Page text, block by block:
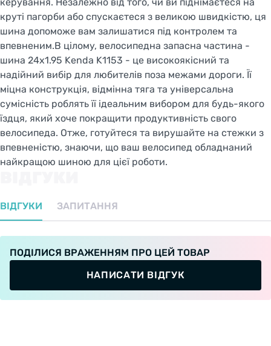
круті пагорби або спускаєтеся з великою швидкістю, ця
шина допоможе вам залишатися під контролем та
впевненим.В цілому, велосипедна запасна частина -
шина 24x1.95 Kenda K1153 - це високоякісний та
надійний вибір для любителів поза межами дороги. Її
міцна конструкція, відмінна тяга та універсальна
сумісність роблять її ідеальним вибором для будь-якого
їздця, який хоче покращити продуктивність свого
велосипеда. Отже, готуйтеся та вирушайте на стежки з
впевненістю, знаючи, що ваш велосипед обладнаний
найкращою шиною для цієї роботи.
ВІДГУКИ ЗАПИТАННЯ
ПОДІЛИСЯ ВРАЖЕННЯМ ПРО ЦЕЙ ТОВАР
НАПИСАТИ ВІДГУК